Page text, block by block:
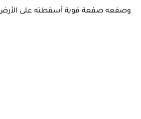
وصفعه صفعة قوية أسقطته على الأرض